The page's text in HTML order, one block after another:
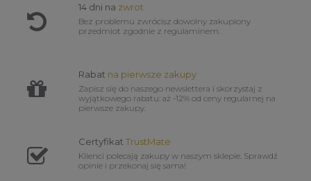
14 dni na zwrot
Bez problemu zwrócisz dowolny zakupiony
przedmiot zgodnie z regulaminem.
Rabat na pierwsze zakupy
Zapisz się do naszego newslettera i skorzystaj z
wyjątkowego rabatu: aż -12% od ceny regularnej na
pierwsze zakupy.
Certyfikat TrustMate
Klienci polecają zakupy w naszym sklepie. Sprawdź
opinie i przekonaj się sama!